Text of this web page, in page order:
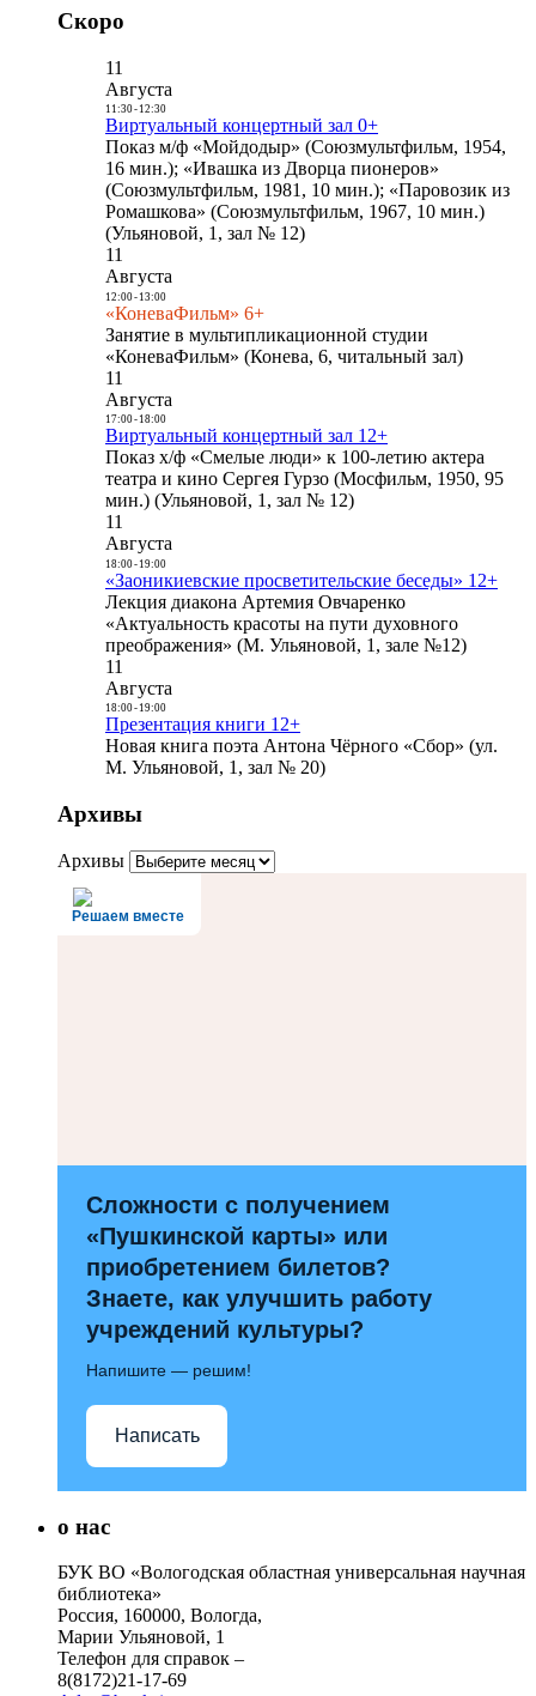
Скоро
11
Августа
11:30- 12:30
Виртуальный концертный зал 0+
Показ м/ф «Мойдодыр» (Союзмультфильм, 1954,
16 мин.); «Ивашка из Дворца пионеров»
(Союзмультфильм, 1981, 10 мин.); «Паровозик из
Ромашкова» (Союзмультфильм, 1967, 10 мин.)
(Ульяновой, 1, зал № 12)
11
Августа
12:00- 13:00
«КоневаФильм» 6+
Занятие в мультипликационной студии
«КоневаФильм» (Конева, 6, читальный зал)
11
Августа
17:00- 18:00
Виртуальный концертный зал 12+
Показ х/ф «Смелые люди» к 100-летию актера
театра и кино Сергея Гурзо (Мосфильм, 1950, 95
мин.) (Ульяновой, 1, зал № 12)
11
Августа
18:00- 19:00
«Заоникиевские просветительские беседы» 12+
Лекция диакона Артемия Овчаренко
«Актуальность красоты на пути духовного
преображения» (М. Ульяновой, 1, зале №12)
11
Августа
18:00- 19:00
Презентация книги 12+
Новая книга поэта Антона Чёрного «Сбор» (ул.
М. Ульяновой, 1, зал № 20)
Архивы
Архивы
Решаем вместе
Сложности с получением
«Пушкинской карты» или
приобретением билетов?
Знаете, как улучшить работу
учреждений культуры?
Напишите — решим!
Написать
о нас
БУК ВО «Вологодская областная универсальная научная
библиотека»
Россия, 160000, Вологда,
Марии Ульяновой, 1
Телефон для справок –
8(8172)21-17-69